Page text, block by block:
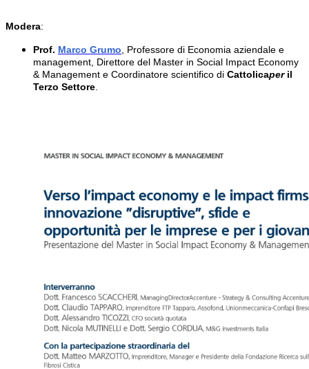
Modera:
Prof. Marco Grumo, Professore di Economia aziendale e
management, Direttore del Master in Social Impact Economy
& Management e Coordinatore scientifico di Cattolicaperil
Terzo Settore.